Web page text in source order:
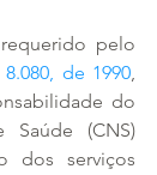
pelo
8.080, de 1990,
do
Saúde (CNS)
dos serviços